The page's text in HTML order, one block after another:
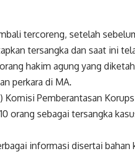
tercoreng, setelah
tersangka dan saat ini
hakim agung yang
perkara di MA.
Pemberantasan
orang sebagai tersangka
informasi disertai bahan